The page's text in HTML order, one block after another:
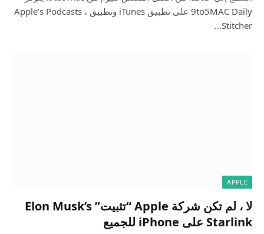
9to5MAC Daily على تطبيق iTunes وتطبيق Apple’s Podcasts ،
Stitcher…
APPLE
لا ، لم تكن شركة Apple “تثبيت” Elon Musk’s
Starlink على iPhone للجميع